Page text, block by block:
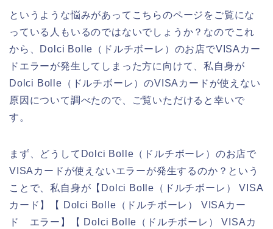
というような悩みがあってこちらのページをご覧にな
っている人もいるのではないでしょうか？なのでこれ
から、Dolci Bolle（ドルチボーレ）のお店でVISAカー
ドエラーが発生してしまった方に向けて、私自身が
Dolci Bolle（ドルチボーレ）のVISAカードが使えない
原因について調べたので、ご覧いただけると幸いで
す。
まず、どうしてDolci Bolle（ドルチボーレ）のお店で
VISAカードが使えないエラーが発生するのか？という
ことで、私自身が【Dolci Bolle（ドルチボーレ） VISA
カード】【 Dolci Bolle（ドルチボーレ） VISAカー
ド エラー】【 Dolci Bolle（ドルチボーレ） VISAカ